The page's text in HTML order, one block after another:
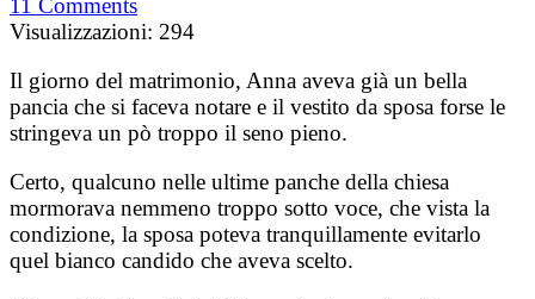
11 Comments
Visualizzazioni: 294
Il giorno del matrimonio, Anna aveva già un bella
pancia che si faceva notare e il vestito da sposa forse le
stringeva un pò troppo il seno pieno.
Certo, qualcuno nelle ultime panche della chiesa
mormorava nemmeno troppo sotto voce, che vista la
condizione, la sposa poteva tranquillamente evitarlo
quel bianco candido che aveva scelto.